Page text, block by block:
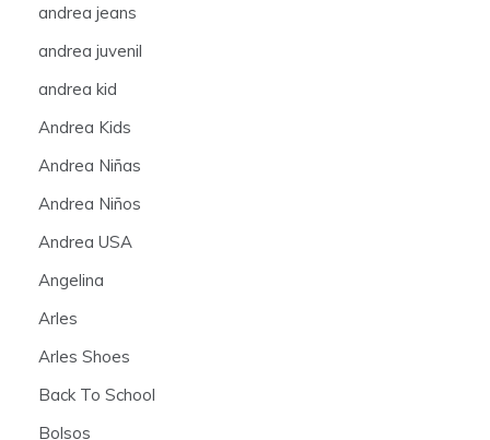
andrea jeans
andrea juvenil
andrea kid
Andrea Kids
Andrea Niñas
Andrea Niños
Andrea USA
Angelina
Arles
Arles Shoes
Back To School
Bolsos